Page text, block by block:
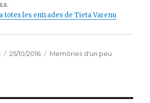
totes les entrades de Tieta Varenu
Publicat
25/10/2016 Categories
Memòries d'un peu